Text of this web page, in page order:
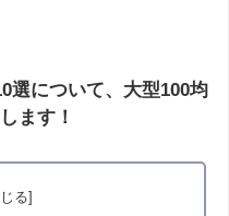
選について、大型100均
ます！